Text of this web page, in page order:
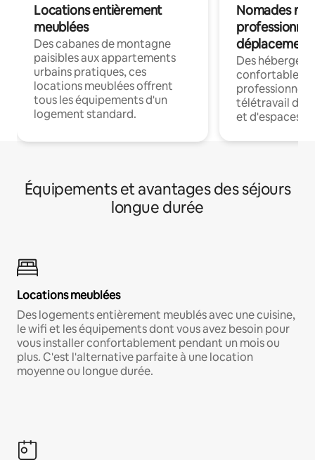
Locations entièrement
meublées
Des cabanes de montagne
paisibles aux appartements
urbains pratiques, ces
locations meublées offrent
tous les équipements d'un
logement standard.
Nomades
déplacement
Des
confortables
professionnels
télétravail
et d'espaces
Équipements et avantages des séjours
longue durée
Locations meublées
Des logements entièrement meublés avec une cuisine,
le wifi et les équipements dont vous avez besoin pour
vous installer confortablement pendant un mois ou
plus. C'est l'alternative parfaite à une location
moyenne ou longue durée.